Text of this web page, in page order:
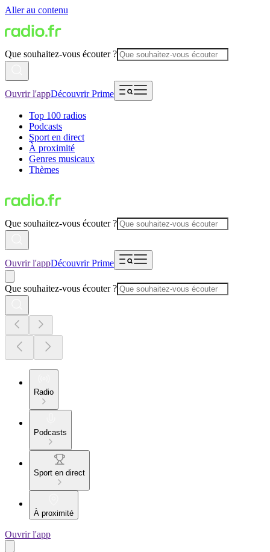
Aller au contenu
Que souhaitez-vous écouter ?
Ouvrir l'appDécouvrir Prime
Top 100 radios
Podcasts
Sport en direct
À proximité
Genres musicaux
Thèmes
Que souhaitez-vous écouter ?
Ouvrir l'appDécouvrir Prime
Que souhaitez-vous écouter ?
Radio
Podcasts
Sport en direct
À proximité
Ouvrir l'app